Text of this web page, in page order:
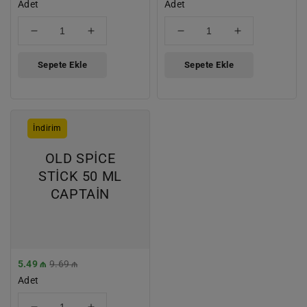
Fiyat
Adet
azaltın
için
Sepete Ekle
Fiyat
Adet
azaltın
için
Sepete Ekle
STİCK
ML
CAPTAİN
OLD SPİCE
STİCK 50 ML
CAPTAİN
İndirim
İndirimli
Fiyat
5.49 ₼ Normal
9.69 ₼
Adet